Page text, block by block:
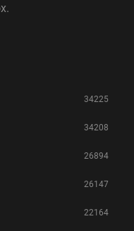
34225
34208
26894
26147
22164